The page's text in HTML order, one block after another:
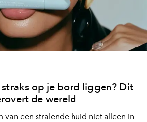
op je bord liggen? Dit
de wereld
van een stralende huid niet alleen in